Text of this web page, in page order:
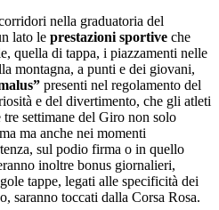
nella graduatoria del
lato le prestazioni sportive che
quella di tappa, i piazzamenti nelle
montagna, a punti e dei giovani,
presenti nel regolamento del
e del divertimento, che gli atleti
settimane del Giro non solo
ma anche nei momenti
sul podio firma o in quello
inoltre bonus giornalieri,
tappe, legati alle specificità dei
saranno toccati dalla Corsa Rosa.